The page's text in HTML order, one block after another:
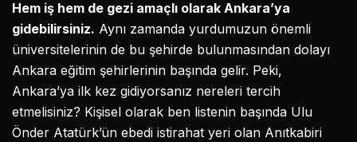
Hem iş hem de gezi amaçlı olarak Ankara’ya
gidebilirsiniz. Aynı zamanda yurdumuzun önemli
üniversitelerinin de bu şehirde bulunmasından dolayı
Ankara eğitim şehirlerinin başında gelir. Peki,
Ankara’ya ilk kez gidiyorsanız nereleri tercih
etmelisiniz? Kişisel olarak ben listenin başında Ulu
Önder Atatürk’ün ebedi istirahat yeri olan Anıtkabiri